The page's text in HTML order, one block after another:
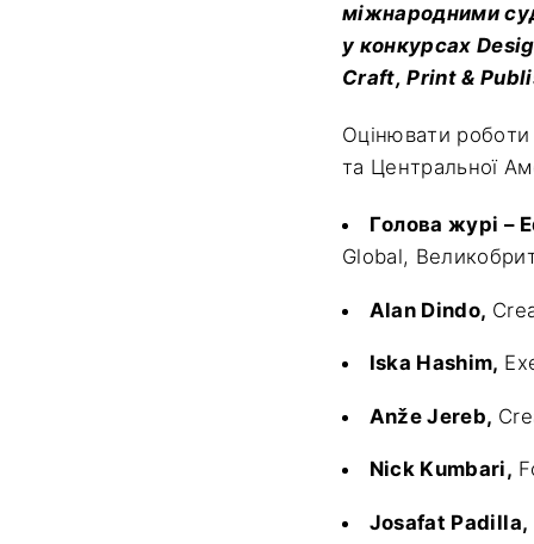
міжнародними
у конкурсах
Craft, Print &
Оцінювати роботи
та Центральної
Голова журі –
Global,
Alan Dindo,
Iska Hashim,
Anže Jereb,
Nick Kumbari,
Josafat Padilla,